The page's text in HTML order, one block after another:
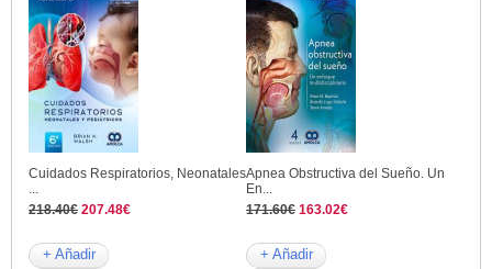
Cuidados Respiratorios, Neonatales
...
218.40€ 207.48€
+ Añadir
Apnea Obstructiva del Sueño. Un
En...
171.60€ 163.02€
+ Añadir